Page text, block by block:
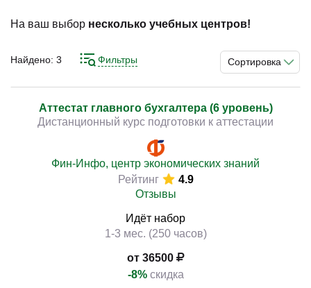
На ваш выбор несколько учебных центров!
Сортировка
Найдено: 3 Фильтры
Аттестат главного бухгалтера (6 уровень)
Дистанционный курс подготовки к аттестации
Фин-Инфо, центр экономических знаний
Рейтинг
4.9
Отзывы
Идёт набор
1-3 мес. (250 часов)
от 36500
-8% скидка